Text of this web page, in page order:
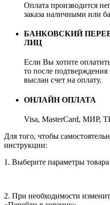
Оплата производится
заказа наличными или
БАНКОВСКИЙ
ЛИЦ
Если Вы хотите
то после подтверждения
выслан счет на оплату.
ОНЛАЙН ОПЛАТА
Visa, MasterCard, МИР,
Для того, чтобы
инструкции:
1. Выберите параметры товара
2. При необходимости